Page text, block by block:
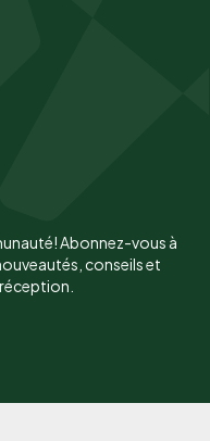
Abonnez-vous à
conseils et